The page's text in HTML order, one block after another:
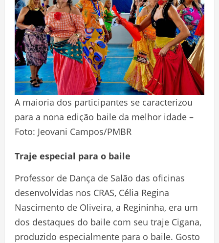
A maioria dos participantes se caracterizou
para a nona edição baile da melhor idade –
Foto: Jeovani Campos/PMBR
Traje especial para o baile
Professor de Dança de Salão das oficinas
desenvolvidas nos CRAS, Célia Regina
Nascimento de Oliveira, a Regininha, era um
dos destaques do baile com seu traje Cigana,
produzido especialmente para o baile. Gosto